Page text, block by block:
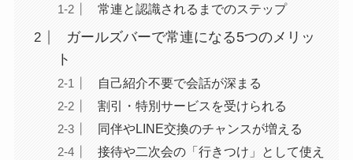
常連と認識されるまでのステップ
ガールズバーで常連になる5つのメリッ
ト
自己紹介不要で会話が深まる
割引・特別サービスを受けられる
同伴やLINE交換のチャンスが増える
接待や二次会の「行きつけ」として使え